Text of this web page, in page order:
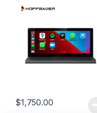
y Android Auto Hoffmann &
Baüer
$1,750.00